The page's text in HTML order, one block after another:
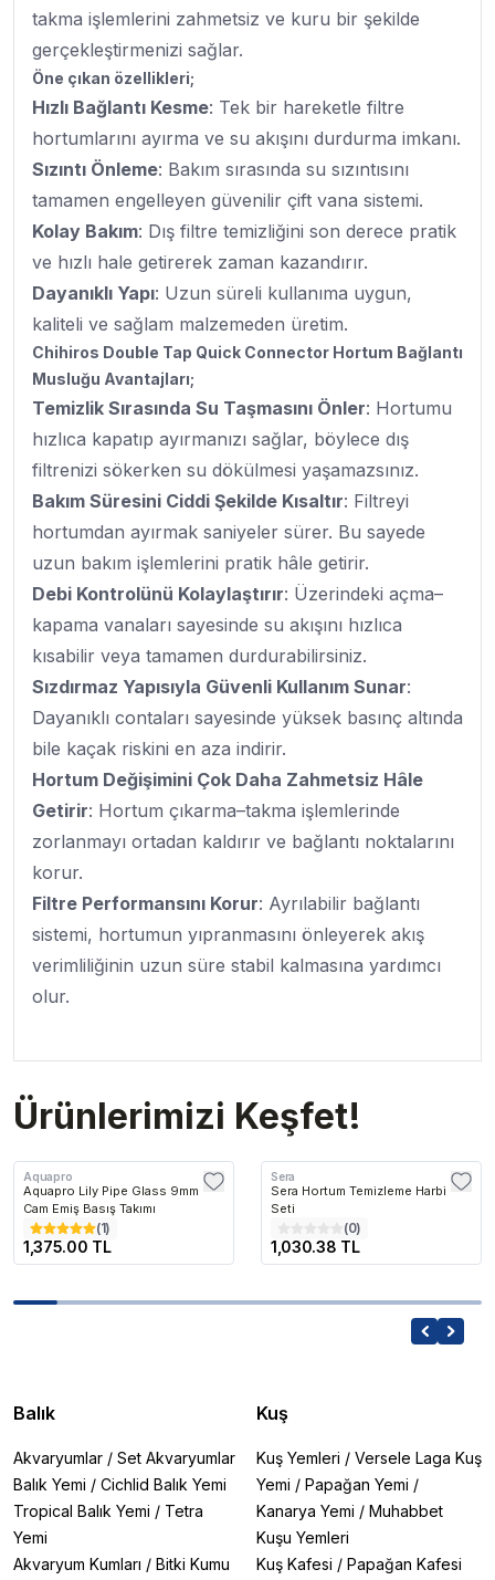
takma işlemlerini zahmetsiz ve kuru bir şekilde
gerçekleştirmenizi sağlar.
Öne çıkan özellikleri;
Hızlı Bağlantı Kesme: Tek bir hareketle filtre
hortumlarını ayırma ve su akışını durdurma imkanı.
Sızıntı Önleme: Bakım sırasında su sızıntısını
tamamen engelleyen güvenilir çift vana sistemi.
Kolay Bakım: Dış filtre temizliğini son derece pratik
ve hızlı hale getirerek zaman kazandırır.
Dayanıklı Yapı: Uzun süreli kullanıma uygun,
kaliteli ve sağlam malzemeden üretim.
Chihiros Double Tap Quick Connector Hortum Bağlantı
Musluğu Avantajları;
Temizlik Sırasında Su Taşmasını Önler: Hortumu
hızlıca kapatıp ayırmanızı sağlar, böylece dış
filtrenizi sökerken su dökülmesi yaşamazsınız.
Bakım Süresini Ciddi Şekilde Kısaltır: Filtreyi
hortumdan ayırmak saniyeler sürer. Bu sayede
uzun bakım işlemlerini pratik hâle getirir.
Debi Kontrolünü Kolaylaştırır: Üzerindeki açma–
kapama vanaları sayesinde su akışını hızlıca
kısabilir veya tamamen durdurabilirsiniz.
Sızdırmaz Yapısıyla Güvenli Kullanım Sunar:
Dayanıklı contaları sayesinde yüksek basınç altında
bile kaçak riskini en aza indirir.
Hortum Değişimini Çok Daha Zahmetsiz Hâle
Getirir: Hortum çıkarma–takma işlemlerinde
zorlanmayı ortadan kaldırır ve bağlantı noktalarını
korur.
Filtre Performansını Korur: Ayrılabilir bağlantı
sistemi, hortumun yıpranmasını önleyerek akış
verimliliğinin uzun süre stabil kalmasına yardımcı
olur.
Ürünlerimizi Keşfet!
Aquapro
Aquapro Lily Pipe Glass 9mm
Cam Emiş Basış Takımı
(1)
1,375.00 TL
Sera
Sera Hortum Temizleme Harbi
Seti
(0)
1,030.38 TL
Balık
Akvaryumlar / Set Akvaryumlar
Balık Yemi / Cichlid Balık Yemi
Tropical Balık Yemi / Tetra
Yemi
Akvaryum Kumları / Bitki Kumu
Kuş
Kuş Yemleri / Versele Laga Kuş
Yemi / Papağan Yemi /
Kanarya Yemi / Muhabbet
Kuşu Yemleri
Kuş Kafesi / Papağan Kafesi